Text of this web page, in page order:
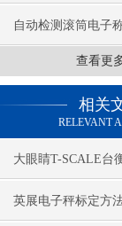
自动检测滚筒电子
查看更
相关
RELEVANT
大眼睛T-SCALE台
150kg电子秤
英展电子秤标定方